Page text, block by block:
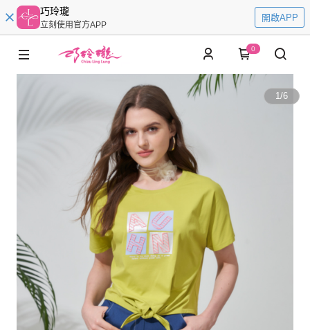
巧玲瓏
立刻使用官方APP
開啟APP
0
1/6